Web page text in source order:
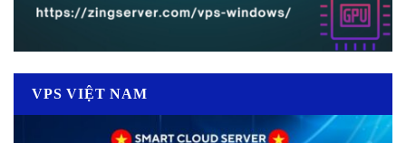
VPS VIỆT NAM